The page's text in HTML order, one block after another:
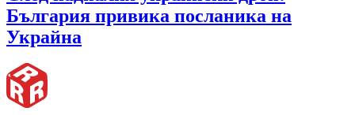
България привика посланика на
Украйна